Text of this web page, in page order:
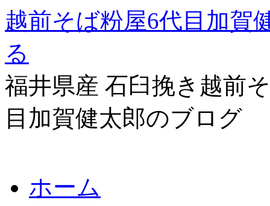
越前そば粉屋6代目加賀
る
福井県産 石臼挽き越前
目加賀健太郎のブログ
ン
ホーム